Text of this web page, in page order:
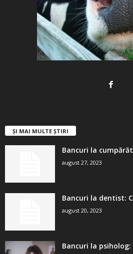
ȘI MAI MULTE ȘTIRI
Bancuri la
august 27, 2023
Bancuri la dentist:
august 20, 2023
Bancuri la